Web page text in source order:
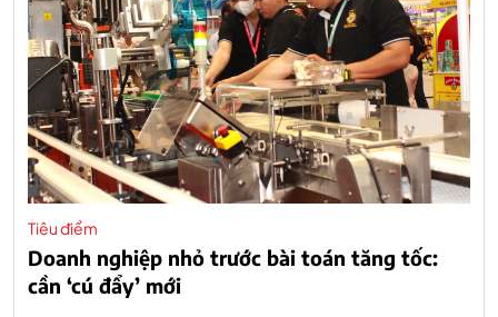
Tiêu điểm
Doanh nghiệp nhỏ trước bài toán tăng tốc:
cần ‘cú đẩy’ mới